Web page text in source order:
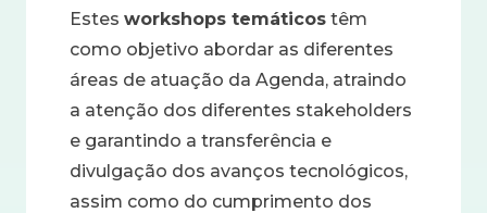
Estes workshops temáticos têm
como objetivo abordar as diferentes
áreas de atuação da Agenda, atraindo
a atenção dos diferentes stakeholders
e garantindo a transferência e
divulgação dos avanços tecnológicos,
assim como do cumprimento dos